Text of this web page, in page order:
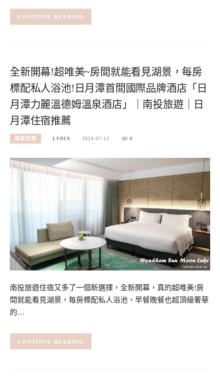
CONTINUE READING
全新開幕!超唯美~房間就能看見湖景，每房
標配私人浴池!日月潭首間國際品牌酒店「日
月潭力麗溫德姆溫泉酒店」｜南投旅遊｜日
月潭住宿推薦
南投住宿 LYDIA 2024-07-13 0
南投旅遊住宿又多了一個新選擇，全新開幕，真的超唯美!房
間就能看見湖景，每房標配私人浴池，早餐晚餐也超頂級奢華
的…
CONTINUE READING